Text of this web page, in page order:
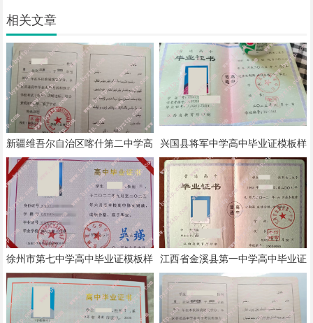
相关文章
新疆维吾尔自治区喀什第二中学高
中毕业证模板样本
兴国县将军中学高中毕业证模板样
本
徐州市第七中学高中毕业证模板样
本
江西省金溪县第一中学高中毕业证
模板样本